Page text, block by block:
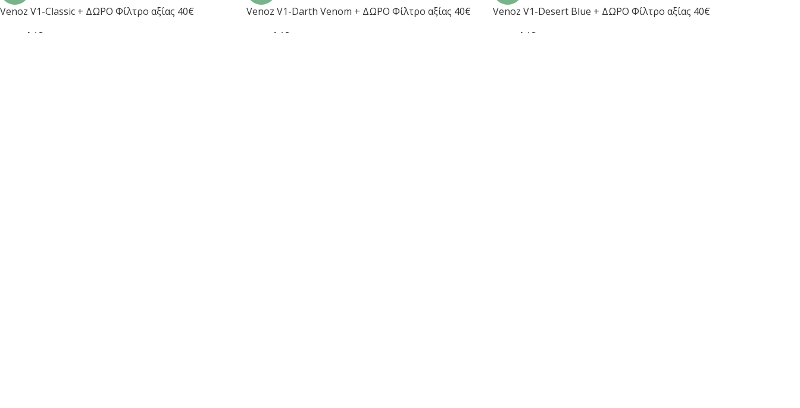
Venoz V1-Classic + ΔΩΡΟ Φίλτρο αξίας 40€
Ναργιλέδες
Venoz V1-Darth Venom + ΔΩΡΟ Φίλτρο αξίας 40€
Ναργιλέδες
Venoz V1-Desert Blue + ΔΩΡΟ Φίλτρο αξίας 40€
Ναργιλέδες